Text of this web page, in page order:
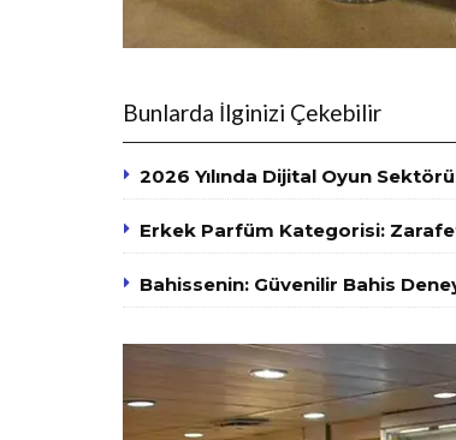
Bunlarda İlginizi Çekebilir
2026 Yılında Dijital Oyun
Erkek Parfüm Kategorisi:
Bahissenin: Güvenilir Bahis